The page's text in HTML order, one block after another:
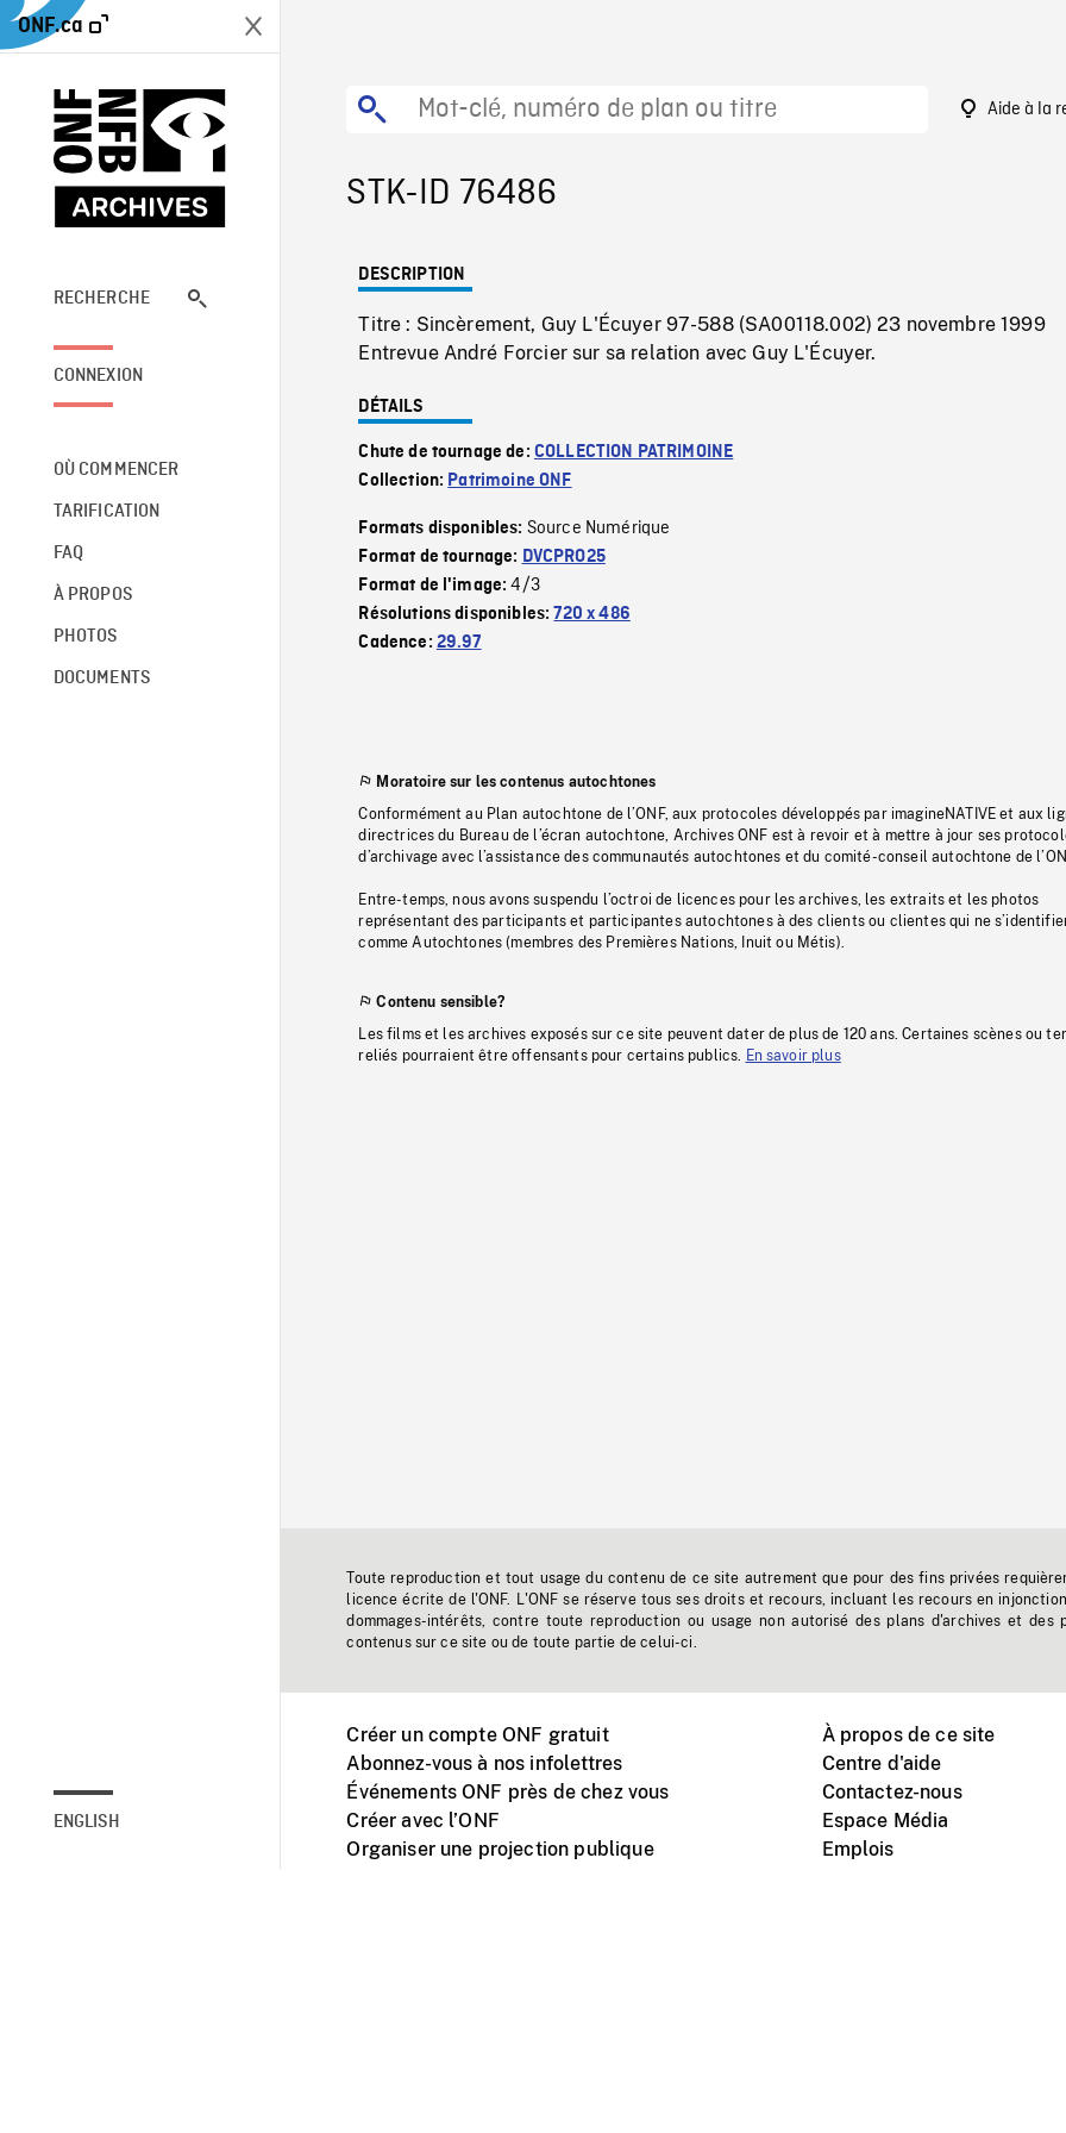
ONF.ca
RECHERCHE
CONNEXION
OÙ COMMENCER
TARIFICATION
FAQ
À PROPOS
PHOTOS
DOCUMENTS
ENGLISH
Aide à la
STK-ID 76486
DESCRIPTION
Titre : Sincèrement, Guy L'Écuyer 97-588 (SA00118.002) 23 novembre 1999
Entrevue André Forcier sur sa relation avec Guy L'Écuyer.
DÉTAILS
Chute de tournage de: COLLECTION PATRIMOINE
Collection: Patrimoine ONF
Formats disponibles: Source Numérique
Format de tournage: DVCPRO25
Format de l'image:4/3
Résolutions disponibles:720 x 486
Cadence: 29.97
Moratoire sur les contenus autochtones
Conformément au Plan autochtone de l’ONF, aux protocoles développés par imagineNATIVE et aux
directrices du Bureau de l’écran autochtone, Archives ONF est à revoir et à mettre à jour ses
d’archivage avec l’assistance des communautés autochtones et du comité-conseil autochtone de
Entre-temps, nous avons suspendu l’octroi de licences pour les archives, les extraits et les photos
représentant des participants et participantes autochtones à des clients ou clientes qui ne
comme Autochtones (membres des Premières Nations, Inuit ou Métis).
Contenu sensible?
Les films et les archives exposés sur ce site peuvent dater de plus de 120 ans. Certaines scènes ou
reliés pourraient être offensants pour certains publics. En savoir plus
Toute reproduction et tout usage du contenu de ce site autrement que pour des fins privées
licence écrite de l'ONF. L'ONF se réserve tous ses droits et recours, incluant les recours en
dommages-intérêts, contre toute reproduction ou usage non autorisé des plans d'archives et des
contenus sur ce site ou de toute partie de celui-ci.
Créer un compte ONF gratuit
Abonnez-vous à nos infolettres
Événements ONF près de chez vous
Créer avec l’ONF
Organiser une projection publique
À propos de ce site
Centre d'aide
Contactez-nous
Espace Média
Emplois